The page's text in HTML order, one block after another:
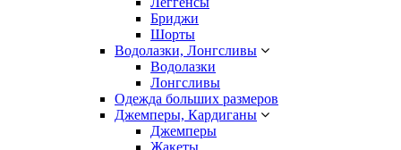
Бриджи
Шорты
Водолазки, Лонгсливы
Водолазки
Лонгсливы
Одежда больших размеров
Джемперы, Кардиганы
Джемперы
Жакеты